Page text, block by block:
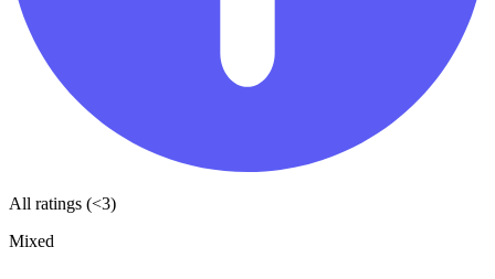
All ratings (<3)
Mixed